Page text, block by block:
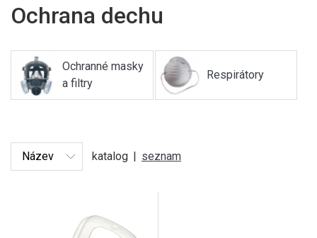
Ochrana dechu
Ochranné masky
a filtry
Respirátory
katalog | seznam